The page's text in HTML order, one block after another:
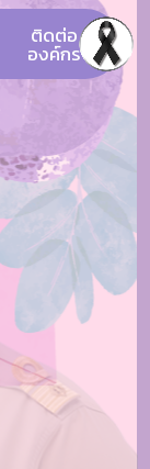
ติดต่อ
องค์กร